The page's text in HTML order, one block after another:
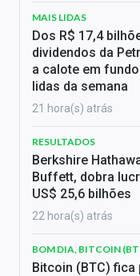
MAIS LIDAS
Dos R$ 17,4
dividendos da
a calote em
lidas da semana
21 hora(s) atrás
RESULTADOS
Berkshire
Buffett, dobra
US$ 25,6 bilhões
22 hora(s) atrás
BOM DIA, BITCOIN
Bitcoin (BTC) fica